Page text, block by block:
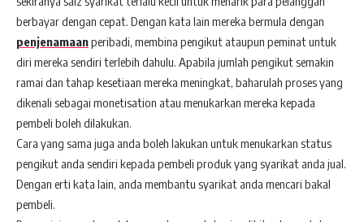
berbayar dengan cepat. Dengan kata lain mereka bermula dengan
penjenamaanperibadi, membina pengikut ataupun peminat untuk
diri mereka sendiri terlebih dahulu. Apabila jumlah pengikut semakin
ramai dan tahap kesetiaan mereka meningkat, baharulah proses yang
dikenali sebagai monetisation atau menukarkan mereka kepada
pembeli boleh dilakukan.
Cara yang sama juga anda boleh lakukan untuk menukarkan status
pengikut anda sendiri kepada pembeli produk yang syarikat anda jual.
Dengan erti kata lain, anda membantu syarikat anda mencari bakal
pembeli.